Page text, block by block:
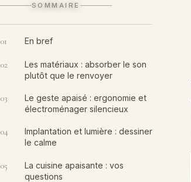
SOMMAIRE
01 En bref
02
Les matériaux : absorber le son
plutôt que le renvoyer
03
Le geste apaisé : ergonomie et
électroménager silencieux
04
Implantation et lumière : dessiner
le calme
05
La cuisine apaisante : vos
questions